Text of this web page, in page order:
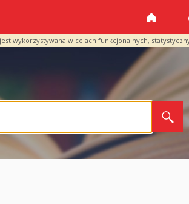
wykorzystywana w celach funkcjonalnych,